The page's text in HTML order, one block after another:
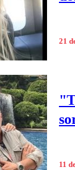
21
11